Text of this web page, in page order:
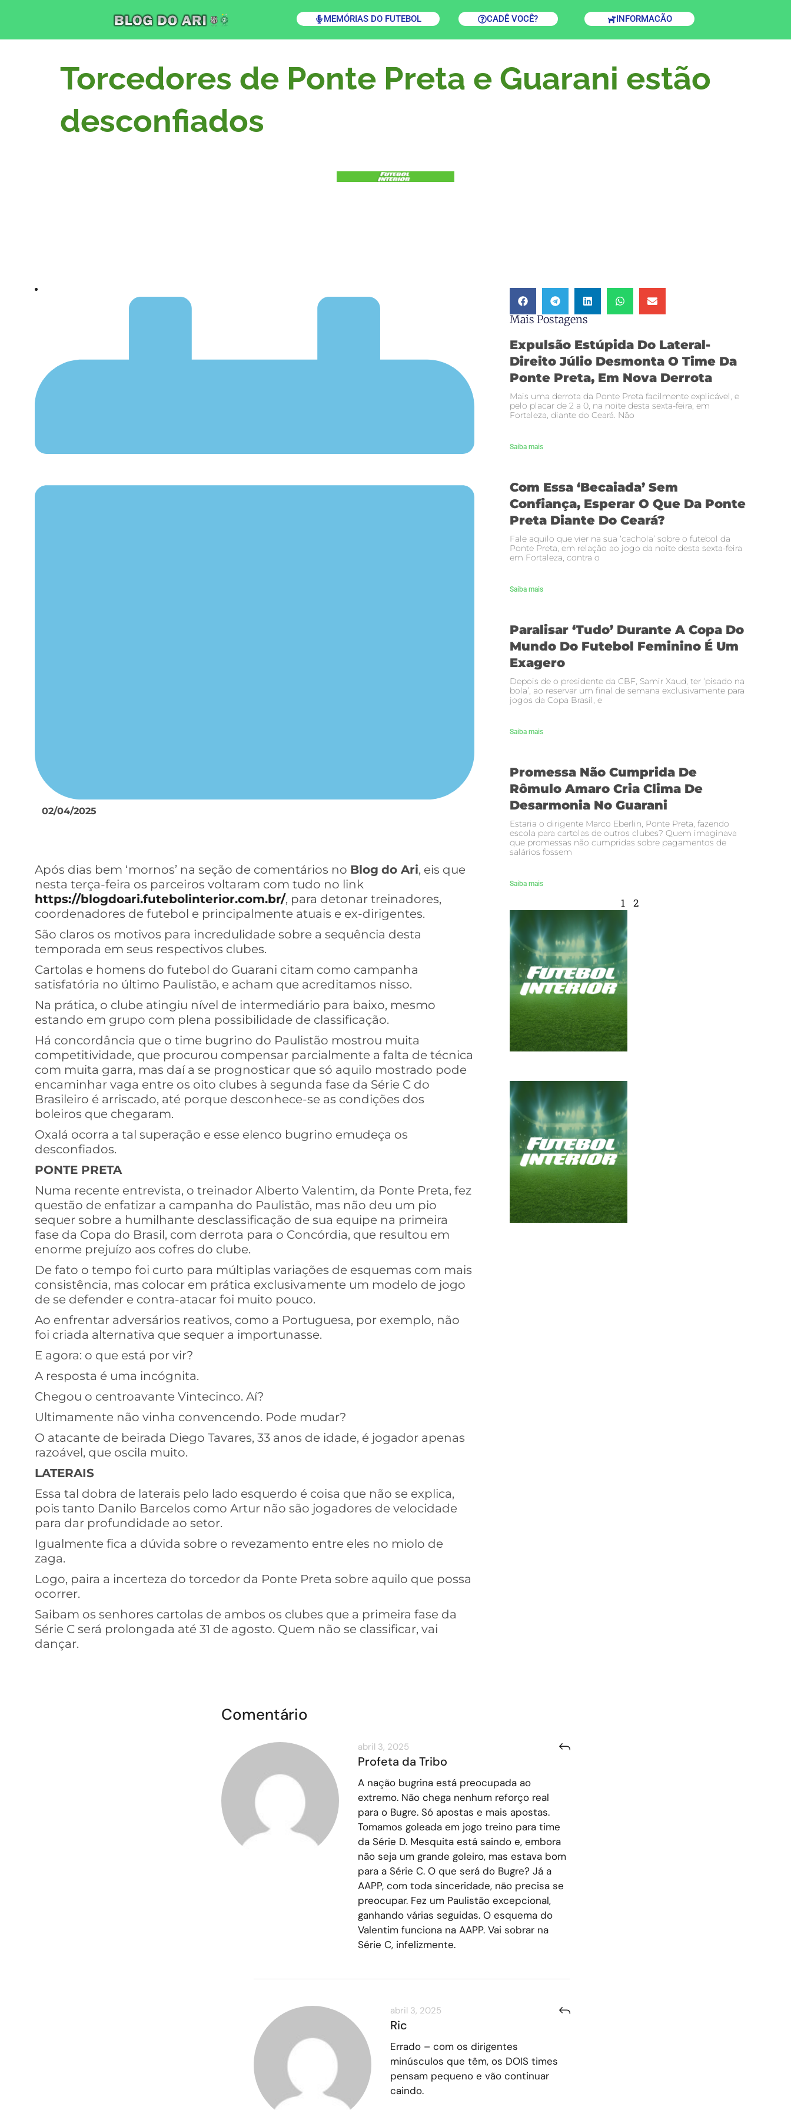
MEMÓRIAS DO FUTEBOL CADÊ VOCÊ? INFORMACÃO
Torcedores de Ponte Preta e Guarani estão
desconfiados
02/04/2025
Após dias bem ‘mornos’ na seção de comentários no Blog do Ari, eis que
nesta terça-feira os parceiros voltaram com tudo no link
https://blogdoari.futebolinterior.com.br/, para detonar treinadores,
coordenadores de futebol e principalmente atuais e ex-dirigentes.
São claros os motivos para incredulidade sobre a sequência desta
temporada em seus respectivos clubes.
Cartolas e homens do futebol do Guarani citam como campanha
satisfatória no último Paulistão, e acham que acreditamos nisso.
Na prática, o clube atingiu nível de intermediário para baixo, mesmo
estando em grupo com plena possibilidade de classificação.
Há concordância que o time bugrino do Paulistão mostrou muita
competitividade, que procurou compensar parcialmente a falta de técnica
com muita garra, mas daí a se prognosticar que só aquilo mostrado pode
encaminhar vaga entre os oito clubes à segunda fase da Série C do
Brasileiro é arriscado, até porque desconhece-se as condições dos
boleiros que chegaram.
Oxalá ocorra a tal superação e esse elenco bugrino emudeça os
desconfiados.
PONTE PRETA
Numa recente entrevista, o treinador Alberto Valentim, da Ponte Preta, fez
questão de enfatizar a campanha do Paulistão, mas não deu um pio
sequer sobre a humilhante desclassificação de sua equipe na primeira
fase da Copa do Brasil, com derrota para o Concórdia, que resultou em
enorme prejuízo aos cofres do clube.
De fato o tempo foi curto para múltiplas variações de esquemas com mais
consistência, mas colocar em prática exclusivamente um modelo de jogo
de se defender e contra-atacar foi muito pouco.
Ao enfrentar adversários reativos, como a Portuguesa, por exemplo, não
foi criada alternativa que sequer a importunasse.
E agora: o que está por vir?
A resposta é uma incógnita.
Chegou o centroavante Vintecinco. Aí?
Ultimamente não vinha convencendo. Pode mudar?
O atacante de beirada Diego Tavares, 33 anos de idade, é jogador apenas
razoável, que oscila muito.
LATERAIS
Essa tal dobra de laterais pelo lado esquerdo é coisa que não se explica,
pois tanto Danilo Barcelos como Artur não são jogadores de velocidade
para dar profundidade ao setor.
Igualmente fica a dúvida sobre o revezamento entre eles no miolo de
zaga.
Logo, paira a incerteza do torcedor da Ponte Preta sobre aquilo que possa
ocorrer.
Saibam os senhores cartolas de ambos os clubes que a primeira fase da
Série C será prolongada até 31 de agosto. Quem não se classificar, vai
dançar.
Mais Postagens
Expulsão Estúpida Do Lateral-
Direito Júlio Desmonta O Time Da
Ponte Preta, Em Nova Derrota
Mais uma derrota da Ponte Preta facilmente explicável, e
pelo placar de 2 a 0, na noite desta sexta-feira, em
Fortaleza, diante do Ceará. Não
Saiba mais
Com Essa ‘becaiada’ Sem
Confiança, Esperar O Que Da Ponte
Preta Diante Do Ceará?
Fale aquilo que vier na sua ‘cachola’ sobre o futebol da
Ponte Preta, em relação ao jogo da noite desta sexta-feira
em Fortaleza, contra o
Saiba mais
Paralisar ‘tudo’ Durante A Copa Do
Mundo Do Futebol Feminino É Um
Exagero
Depois de o presidente da CBF, Samir Xaud, ter ‘pisado na
bola’, ao reservar um final de semana exclusivamente para
jogos da Copa Brasil, e
Saiba mais
Promessa Não Cumprida De
Rômulo Amaro Cria Clima De
Desarmonia No Guarani
Estaria o dirigente Marco Eberlin, Ponte Preta, fazendo
escola para cartolas de outros clubes? Quem imaginava
que promessas não cumpridas sobre pagamentos de
salários fossem
Saiba mais
1 2
Comentário
abril 3, 2025
Profeta da Tribo
A nação bugrina está preocupada ao
extremo. Não chega nenhum reforço real
para o Bugre. Só apostas e mais apostas.
Tomamos goleada em jogo treino para time
da Série D. Mesquita está saindo e, embora
não seja um grande goleiro, mas estava bom
para a Série C. O que será do Bugre? Já a
AAPP, com toda sinceridade, não precisa se
preocupar. Fez um Paulistão excepcional,
ganhando várias seguidas. O esquema do
Valentim funciona na AAPP. Vai sobrar na
Série C, infelizmente.
abril 3, 2025
Ric
Errado – com os dirigentes
minúsculos que têm, os DOIS times
pensam pequeno e vão continuar
caindo.